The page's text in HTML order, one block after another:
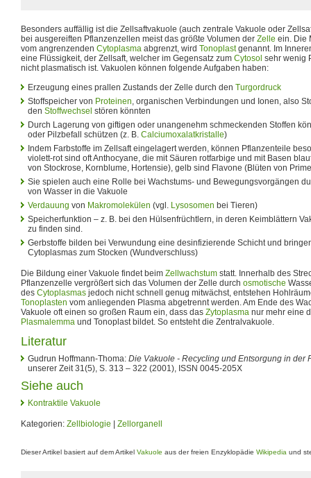
Besonders auffällig ist die Zellsaftvakuole (auch zentrale Vakuole oder
bei ausgereiften Pflanzenzellen meist das größte Volumen der Zelle ein. Die
vom angrenzenden Cytoplasma abgrenzt, wird Tonoplastgenannt. Im
eine Flüssigkeit, der Zellsaft, welcher im Gegensatz zum Cytosol sehr wenig
nicht plasmatisch ist. Vakuolen können folgende Aufgaben haben:
Erzeugung eines prallen Zustands der Zelle durch den Turgordruck
Stoffspeicher von Proteinen, organischen Verbindungen und Ionen, also
den Stoffwechsel stören könnten
Durch Lagerung von giftigen oder unangenehm schmeckenden Stoffen
oder Pilzbefall schützen (z. B. Calciumoxalatkristalle)
Indem Farbstoffe im Zellsaft eingelagert werden, können Pflanzenteile
violett-rot sind oft Anthocyane, die mit Säuren rotfarbige und mit Basen
von Stockrose, Kornblume, Hortensie), gelb sind Flavone (Blüten von
Sie spielen auch eine Rolle bei Wachstums- und Bewegungsvorgängen
von Wasser in die Vakuole
Verdauung von Makromolekülen (vgl. Lysosomen bei Tieren)
Speicherfunktion – z. B. bei den Hülsenfrüchtlern, in deren Keimblättern
zu finden sind.
Gerbstoffe bilden bei Verwundung eine desinfizierende Schicht und
Cytoplasmas zum Stocken (Wundverschluss)
Die Bildung einer Vakuole findet beim Zellwachstum statt. Innerhalb des
Pflanzenzelle vergrößert sich das Volumen der Zelle durch osmotische
des Cytoplasmas jedoch nicht schnell genug mitwächst, entstehen
Tonoplasten vom anliegenden Plasma abgetrennt werden. Am Ende des
Vakuole oft einen so großen Raum ein, dass das Zytoplasma nur mehr eine
Plasmalemma und Tonoplast bildet. So entsteht die Zentralvakuole.
Literatur
Gudrun Hoffmann-Thoma: Die Vakuole - Recycling und Entsorgung in der
unserer Zeit 31(5), S. 313 – 322 (2001), ISSN 0045-205X
Siehe auch
Kontraktile Vakuole
Kategorien: Zellbiologie Zellorganell
Dieser Artikel basiert auf dem Artikel Vakuole aus der freien Enzyklopädie Wikipedia und